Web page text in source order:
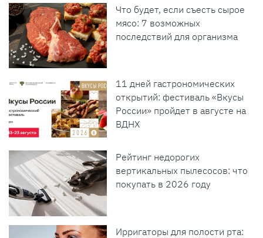
Что будет, если съесть сырое
мясо: 7 возможных
последствий для организма
11 дней гастрономических
открытий: фестиваль «Вкусы
России» пройдет в августе на
ВДНХ
Рейтинг недорогих
вертикальных пылесосов: что
покупать в 2026 году
Ирригаторы для полости рта: